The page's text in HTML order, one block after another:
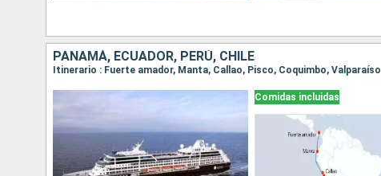
PANAMÁ, ECUADOR, PERÚ, CHILE
Itinerario : Fuerte amador, Manta, Callao, Pisco, Coquimbo, Valparaíso
Comidas incluidas